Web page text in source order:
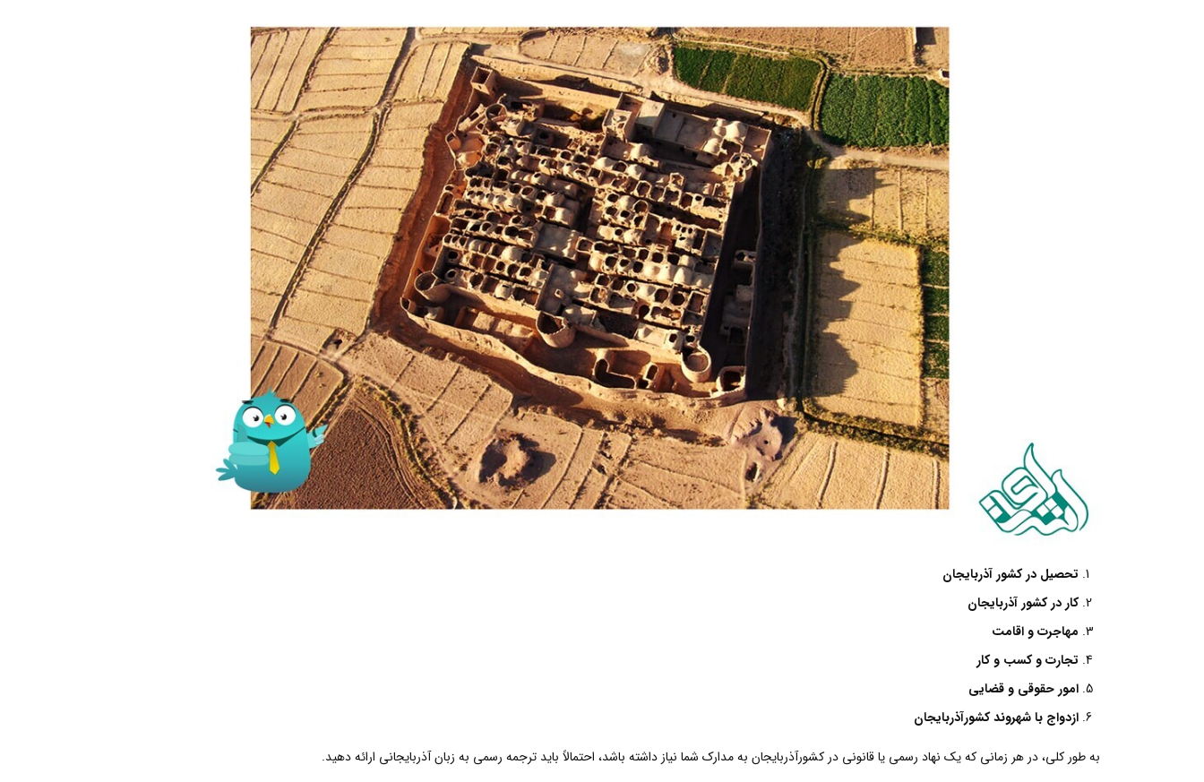
تحصیل در کشور آذربایجان
کار در کشور آذربایجان
مهاجرت و اقامت
تجارت و کسب و کار
امور حقوقی و قضایی
ازدواج با شهروند کشورآذربایجان
به طور کلی، در هر زمانی که یک نهاد رسمی یا قانونی در کشورآذربایجان به مدارک شما نیاز داشته باشد، احتمالاً باید ترجمه رسمی به زبان آذربایجانی ارائه دهید.